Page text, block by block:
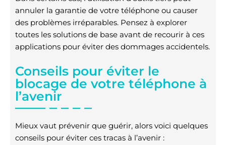
annuler la garantie de votre téléphone ou causer
des problèmes irréparables. Pensez à explorer
toutes les solutions de base avant de recourir à ces
applications pour éviter des dommages accidentels.
Conseils pour éviter le
blocage de votre téléphone à
l’avenir
Mieux vaut prévenir que guérir, alors voici quelques
conseils pour éviter ces tracas à l’avenir :